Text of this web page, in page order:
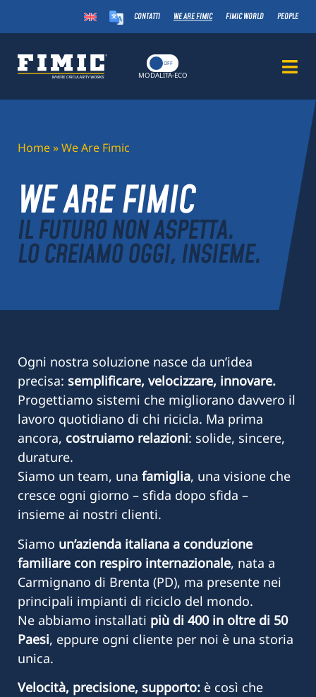
CONTATTI WE ARE FIMIC FIMIC WORLD PEOPLE
OFF
MODALITÀ-ECO
Home»We Are Fimic
WE ARE FIMIC
IL FUTURO NON ASPETTA.
LO CREIAMO OGGI, INSIEME.
Ogni nostra soluzione nasce da un’idea
precisa: semplificare, velocizzare, innovare.
Progettiamo sistemi che migliorano davvero il
lavoro quotidiano di chi ricicla. Ma prima
ancora, costruiamo relazioni: solide, sincere,
durature.
Siamo un team, una famiglia, una visione che
cresce ogni giorno – sfida dopo sfida –
insieme ai nostri clienti.
Siamo un’azienda italiana a conduzione
familiare con respiro internazionale, nata a
Carmignano di Brenta (PD), ma presente nei
principali impianti di riciclo del mondo.
Ne abbiamo installati più di 400 in oltre di 50
Paesi, eppure ogni cliente per noi è una storia
unica.
Velocità, precisione, supporto: è così che